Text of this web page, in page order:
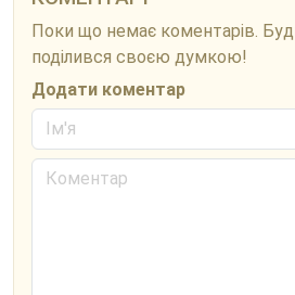
Поки що немає коментарів.
поділився своєю думкою!
Додати коментар